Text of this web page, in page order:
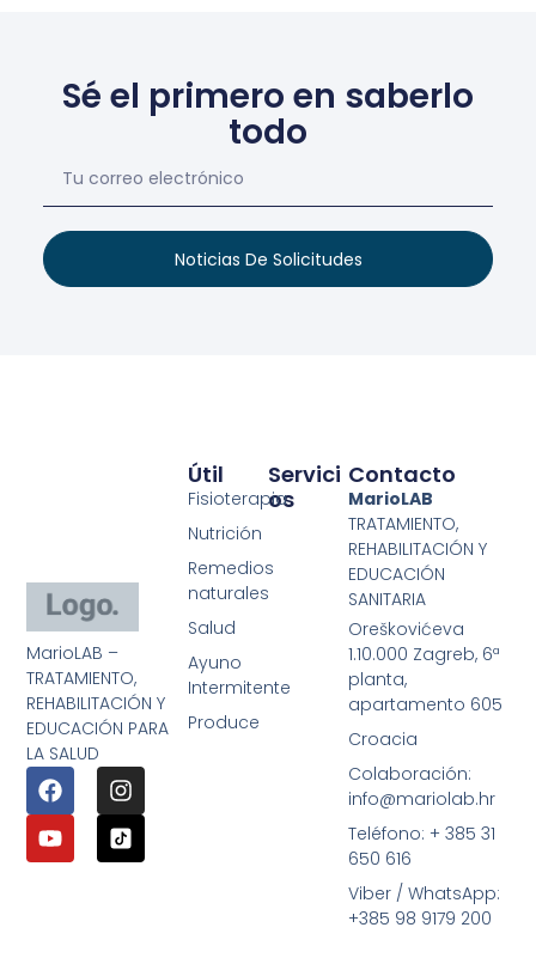
Sé el primero en saberlo
todo
Noticias De Solicitudes
MarioLAB –
TRATAMIENTO,
REHABILITACIÓN Y
EDUCACIÓN PARA
LA SALUD
Servici
Os
Útil
Fisioterapia
Nutrición
Remedios
naturales
Salud
Ayuno
Intermitente
Produce
Contacto
MarioLAB
TRATAMIENTO,
REHABILITACIÓN Y
EDUCACIÓN
SANITARIA
Oreškovićeva
1.10.000 Zagreb, 6ª
planta,
apartamento 605
Croacia
Colaboración:
info@mariolab.hr
Teléfono: + 385 31
650 616
Viber / WhatsApp:
+385 98 9179 200